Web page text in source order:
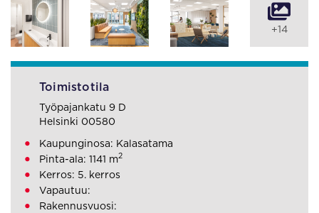
+14
Toimistotila
Työpajankatu 9 D
Helsinki 00580
Kaupunginosa: Kalasatama
Pinta-ala: 1141 m2
Kerros: 5. kerros
Vapautuu:
Rakennusvuosi: